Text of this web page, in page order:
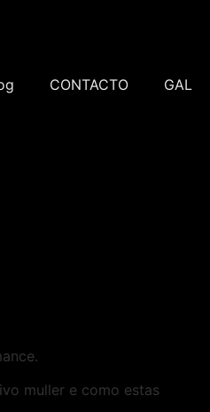
CONTACTO GAL
muller e como estas